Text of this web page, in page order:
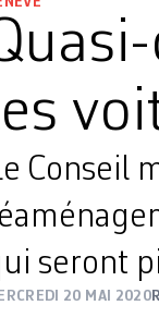
Conseil
seront
20 MAI 2020